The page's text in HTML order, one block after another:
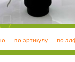
по артикулу по